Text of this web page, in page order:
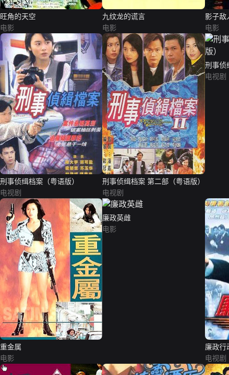
旺角的天空
电影
九纹龙的谎言
电影
影子敌
电影
刑事侦缉档案（粤语版）
电视剧
刑事侦缉档案 第二部（粤语版）
电视剧
刑事侦
电视剧
重金属
电影
廉政英雌
电影
廉政行
电视剧